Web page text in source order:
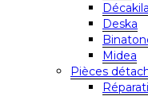
Décakila
Deska
Midea
Pièces